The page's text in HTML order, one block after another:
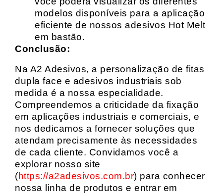
modelos disponíveis para a aplicação
eficiente de nossos adesivos Hot Melt
em bastão.
Conclusão:
Na A2 Adesivos, a personalização de fitas
dupla face e adesivos industriais sob
medida é a nossa especialidade.
Compreendemos a criticidade da fixação
em aplicações industriais e comerciais, e
nos dedicamos a fornecer soluções que
atendam precisamente às necessidades
de cada cliente. Convidamos você a
explorar nosso site
(https://a2adesivos.com.br) para conhecer
nossa linha de produtos e entrar em